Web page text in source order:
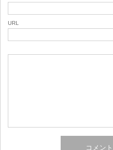
URL